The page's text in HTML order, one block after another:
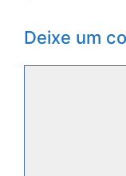
Deixe um